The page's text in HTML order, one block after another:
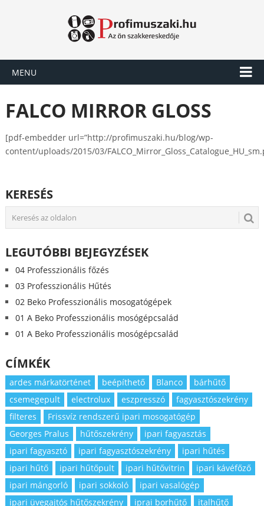
MENU
FALCO MIRROR GLOSS
[pdf-embedder url=”http://profimuszaki.hu/blog/wp-
content/uploads/2015/03/
KERESÉS
LEGUTÓBBI BEJEGYZÉSEK
04 Professzionális főzés
03 Professzionális Hűtés
02 Beko Professzionális mosogatógépek
01 A Beko Professzionális mosógépcsalád
01 A Beko Professzionális mosógépcsalád
CÍMKÉK
ardes márkatörténet beépíthető Blanco
bárhűtő
csemegepult
electrolux eszpresszó
fagyasztószekrény
filteres
Frissvíz rendszerű ipari mosogatógép
Georges Pralus
hűtőszekrény
ipari fagyasztás
ipari fagyasztó
ipari fagyasztószekrény
ipari hűtés
ipari hűtő
ipari hűtőpult ipari hűtővitrin
ipari kávéfőző
ipari mángorló
ipari sokkoló
ipari vasalógép
ipari üvegajtós hűtőszekrény
iprai borhűtő
italhűtő